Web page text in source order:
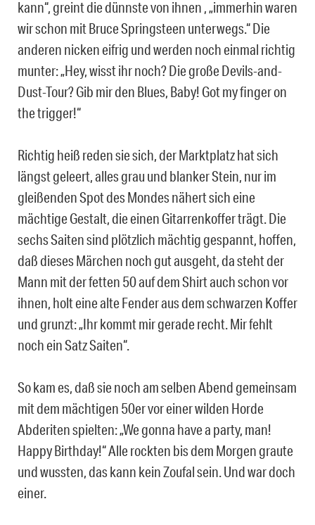
kann“, greint die dünnste von ihnen , „immerhin waren
wir schon mit Bruce Springsteen unterwegs.“ Die
anderen nicken eifrig und werden noch einmal richtig
munter: „Hey, wisst ihr noch? Die große Devils-and-
Dust-Tour? Gib mir den Blues, Baby! Got my finger on
the trigger!“
Richtig heiß reden sie sich, der Marktplatz hat sich
längst geleert, alles grau und blanker Stein, nur im
gleißenden Spot des Mondes nähert sich eine
mächtige Gestalt, die einen Gitarrenkoffer trägt. Die
sechs Saiten sind plötzlich mächtig gespannt, hoffen,
daß dieses Märchen noch gut ausgeht, da steht der
Mann mit der fetten 50 auf dem Shirt auch schon vor
ihnen, holt eine alte Fender aus dem schwarzen Koffer
und grunzt: „Ihr kommt mir gerade recht. Mir fehlt
noch ein Satz Saiten“.
So kam es, daß sie noch am selben Abend gemeinsam
mit dem mächtigen 50er vor einer wilden Horde
Abderiten spielten: „We gonna have a party, man!
Happy Birthday!“ Alle rockten bis dem Morgen graute
und wussten, das kann kein Zoufal sein. Und war doch
einer.